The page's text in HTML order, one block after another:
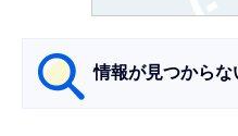
情報が見つからな